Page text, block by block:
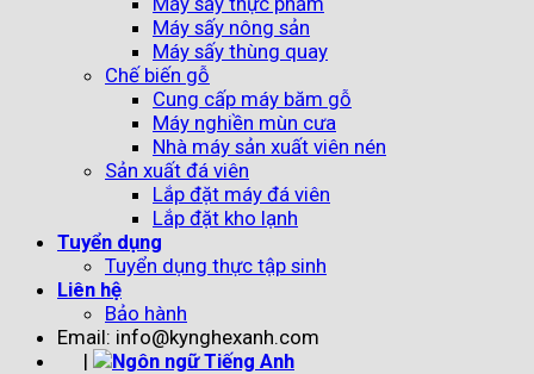
Máy sấy nông sản
Máy sấy thùng quay
Chế biến gỗ
Cung cấp máy băm gỗ
Máy nghiền mùn cưa
Nhà máy sản xuất viên nén
Sản xuất đá viên
Lắp đặt máy đá viên
Lắp đặt kho lạnh
Tuyển dụng
Tuyển dụng thực tập sinh
Liên hệ
Bảo hành
Email: info@kynghexanh.com
|